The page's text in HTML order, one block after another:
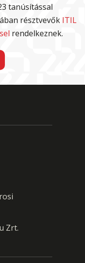
tanúsítással
résztvevők ITIL
rendelkeznek.
Zrt.